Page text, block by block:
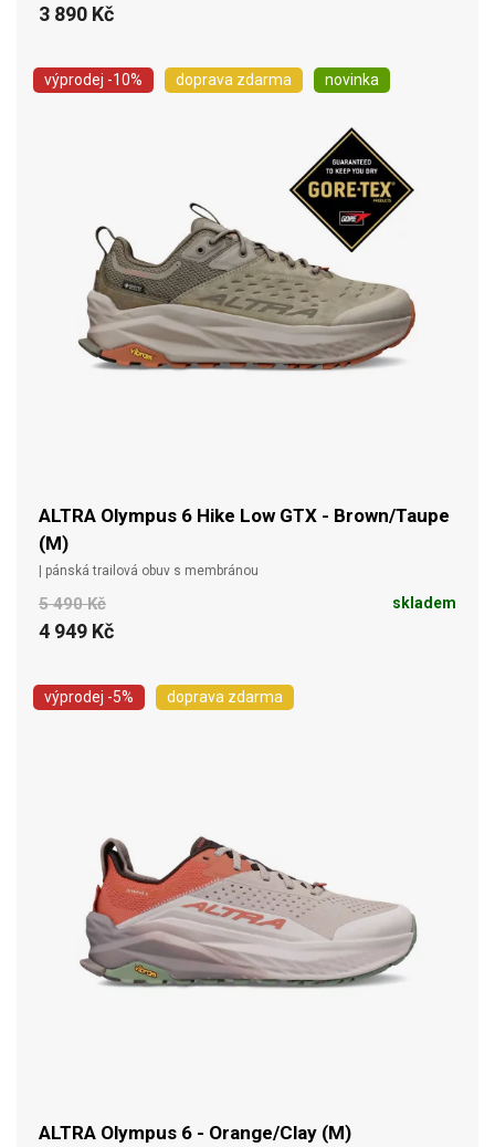
3 890 Kč
výprodej -10% doprava zdarma novinka
ALTRA Olympus 6 Hike Low GTX - Brown/Taupe
(M)
| pánská trailová obuv s membránou
5 490 Kč
4 949 Kč
skladem
výprodej -5% doprava zdarma
ALTRA Olympus 6 - Orange/Clay (M)